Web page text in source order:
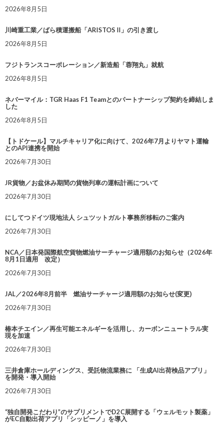
2026年8月5日
川崎重工業／ばら積運搬船「ARISTOS II」の引き渡し
2026年8月5日
フジトランスコーポレーション／新造船「蓉翔丸」就航
2026年8月5日
ネバーマイル：TGR Haas F1 Teamとのパートナーシップ契約を締結しま
した
2026年8月5日
【トドケール】マルチキャリア化に向けて、2026年7月よりヤマト運輸
とのAPI連携を開始
2026年7月30日
JR貨物／お盆休み期間の貨物列車の運転計画について
2026年7月30日
にしてつドイツ現地法人 シュツットガルト事務所移転のご案内
2026年7月30日
NCA／日本発国際航空貨物燃油サーチャージ適用額のお知らせ（2026年
8月1日適用 改定）
2026年7月30日
JAL／2026年8月前半 燃油サーチャージ適用額のお知らせ(変更)
2026年7月30日
椿本チエイン／再生可能エネルギーを活用し、カーボンニュートラル実
現を加速
2026年7月30日
三井倉庫ホールディングス、受託物流業務に 「生成AI出荷検品アプリ」
を開発・導入開始
2026年7月30日
“独自開発こだわり”のサプリメントでD2C展開する「ウェルモット製薬」
がEC自動出荷アプリ「シッピーノ」を導入